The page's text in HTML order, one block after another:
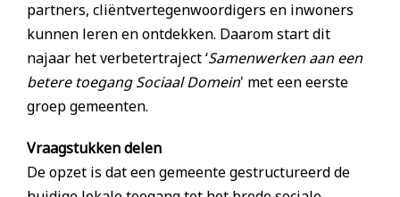
partners, cliëntvertegenwoordigers en inwoners
kunnen leren en ontdekken. Daarom start dit
najaar het verbetertraject ‘Samenwerken aan een
betere toegang Sociaal Domein' met een eerste
groep gemeenten.
Vraagstukken delen
De opzet is dat een gemeente gestructureerd de